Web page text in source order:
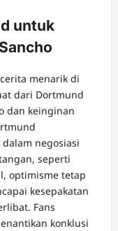
untuk
menarik di
dari Dortmund
dan keinginan
negosiasi
seperti
optimisme tetap
kesepakatan
Fans
konklusi